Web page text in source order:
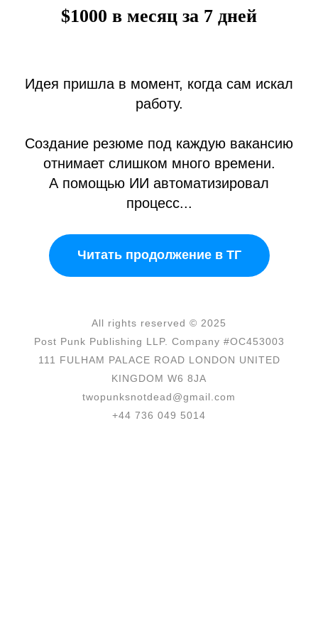
$1000 в месяц за 7 дней
Идея пришла в момент, когда сам искал
работу.
Создание резюме под каждую вакансию
отнимает слишком много времени.
А помощью ИИ автоматизировал
процесс...
Читать продолжение в ТГ
All rights reserved © 2025
Post Punk Publishing LLP. Company #OC453003
111 FULHAM PALACE ROAD LONDON UNITED
KINGDOM W6 8JA
twopunksnotdead@gmail.com
+44 736 049 5014